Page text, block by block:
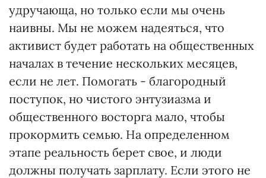
удручающа, но только если мы очень
наивны. Мы не можем надеяться, что
активист будет работать на общественных
началах в течение нескольких месяцев,
если не лет. Помогать - благородный
поступок, но чистого энтузиазма и
общественного восторга мало, чтобы
прокормить семью. На определенном
этапе реальность берет свое, и люди
должны получать зарплату. Если этого не